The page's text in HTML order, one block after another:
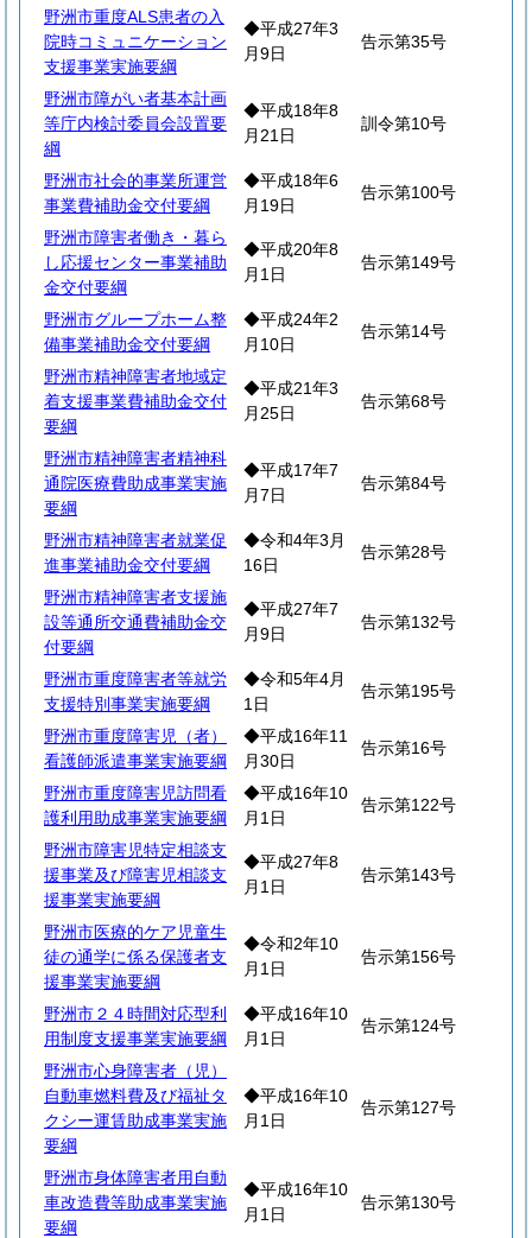
野洲市重度ALS患者の入
院時コミュニケーション
支援事業実施要綱
◆平成27年3
月9日
告示第35号
野洲市障がい者基本計画
等庁内検討委員会設置要
綱
◆平成18年8
月21日
訓令第10号
野洲市社会的事業所運営
事業費補助金交付要綱
◆平成18年6
月19日
告示第100号
野洲市障害者働き・暮ら
し応援センター事業補助
金交付要綱
◆平成20年8
月1日
告示第149号
野洲市グループホーム整
備事業補助金交付要綱
◆平成24年2
月10日
告示第14号
野洲市精神障害者地域定
着支援事業費補助金交付
要綱
◆平成21年3
月25日
告示第68号
野洲市精神障害者精神科
通院医療費助成事業実施
要綱
◆平成17年7
月7日
告示第84号
野洲市精神障害者就業促
進事業補助金交付要綱
◆令和4年3月
16日
告示第28号
野洲市精神障害者支援施
設等通所交通費補助金交
付要綱
◆平成27年7
月9日
告示第132号
野洲市重度障害者等就労
支援特別事業実施要綱
◆令和5年4月
1日
告示第195号
野洲市重度障害児（者）
看護師派遣事業実施要綱
◆平成16年11
月30日
告示第16号
野洲市重度障害児訪問看
護利用助成事業実施要綱
◆平成16年10
月1日
告示第122号
野洲市障害児特定相談支
援事業及び障害児相談支
援事業実施要綱
◆平成27年8
月1日
告示第143号
野洲市医療的ケア児童生
徒の通学に係る保護者支
援事業実施要綱
◆令和2年10
月1日
告示第156号
野洲市２４時間対応型利
用制度支援事業実施要綱
◆平成16年10
月1日
告示第124号
野洲市心身障害者（児）
自動車燃料費及び福祉タ
クシー運賃助成事業実施
要綱
◆平成16年10
月1日
告示第127号
野洲市身体障害者用自動
車改造費等助成事業実施
要綱
◆平成16年10
月1日
告示第130号